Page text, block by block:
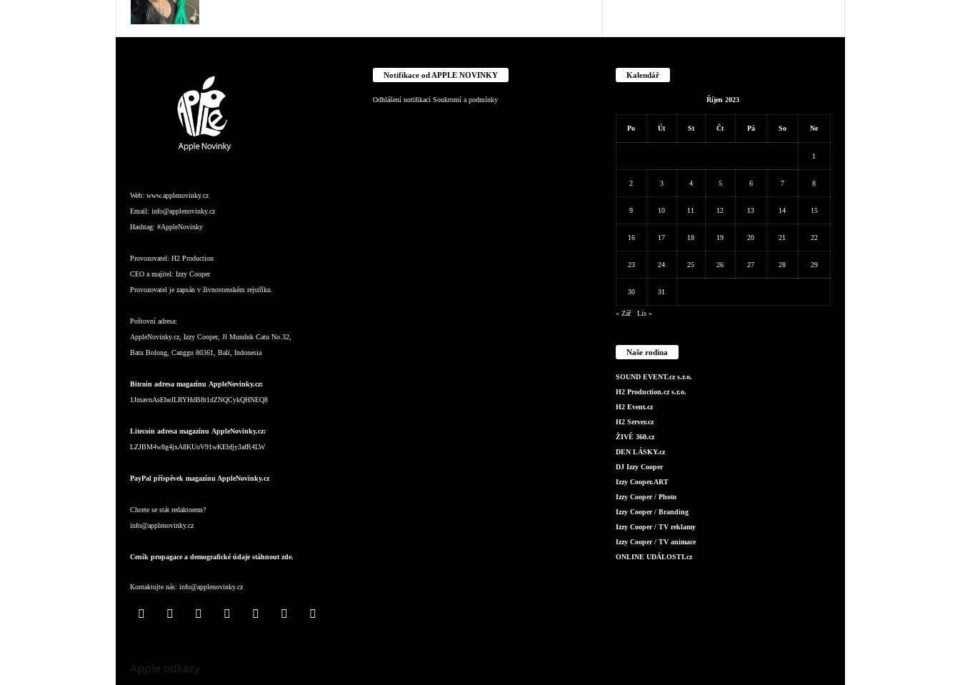
Web: www.applenovinky.cz
Email: info@applenovinky.cz
Hashtag: #AppleNovinky
Provozovatel: H2 Production
CEO a majitel: Izzy Cooper
Provozovatel je zapsán v živnostenském rejstříku.
Poštovní adresa:
AppleNovinky.cz, Izzy Cooper, Jl Munduk Catu No.32,
Batu Bolong, Canggu 80361, Bali, Indonesia
Bitcoin adresa magazínu AppleNovinky.cz:
1JmavnAsEbeJLRYHdB8t1dZNQCykQHNEQ8
Litecoin adresa magazínu AppleNovinky.cz:
LZJBM4w8g4jxA8KUoV91wKEbfjy3afR4LW
PayPal příspěvek magazínu AppleNovinky.cz
Chcete se stát redaktorem?
info@applenovinky.cz
Ceník propagace a demografické údaje stáhnout zde.
Kontaktujte nás: info@applenovinky.cz
Apple odkazy
Notifikace od APPLE NOVINKY
Odhlášení notifikací Soukromí a podmínky
Kalendář
Říjen 2023
Po Út St Čt Pá So Ne
1
2 3 4 5 6 7 8
9 10 11 12 13 14 15
16 17 18 19 20 21 22
23 24 25 26 27 28 29
30 31
« Zář Lis »
Naše rodina
SOUND EVENT.cz s.r.o.
H2 Production.cz s.r.o.
H2 Event.cz
H2 Server.cz
ŽIVĚ 360.cz
DEN LÁSKY.cz
DJ Izzy Cooper
Izzy Cooper.ART
Izzy Cooper / Photo
Izzy Cooper / Branding
Izzy Cooper / TV reklamy
Izzy Cooper / TV animace
ONLINE UDÁLOSTI.cz